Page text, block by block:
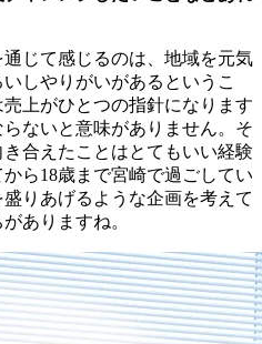
じて感じるのは、地域を元気
しやりがいがあるというこ
上がひとつの指針になります
ないと意味がありません。そ
合えたことはとてもいい経験
ら18歳まで宮崎で過ごしてい
りあげるような企画を考えて
ありますね。